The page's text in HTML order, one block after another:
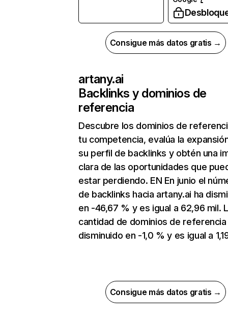
Consigue más datos gratis →
artany.ai
Backlinks y dominios de
referencia
Descubre los dominios de
tu competencia, evalúa la
su perfil de backlinks y obtén una
clara de las oportunidades que
estar perdiendo. EN En junio el
de backlinks hacia artany.ai ha
en -46,67 % y es igual a 62,96 mil.
cantidad de dominios de referencia
disminuido en -1,0 % y es igual a
Consigue más datos gratis →